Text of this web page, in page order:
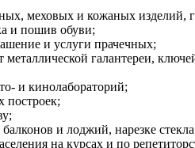
меховых и кожаных изделий,
и пошив обуви;
и услуги прачечных;
металлической галантереи,
и кинолабораторий;
построек;
и лоджий, нарезке
на курсах и по